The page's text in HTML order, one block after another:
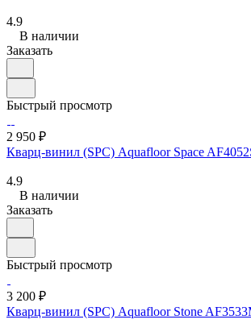
4.9
В наличии
Заказать
Быстрый просмотр
2 950 ₽
Кварц-винил (SPC) Aquafloor Space
4.9
В наличии
Заказать
Быстрый просмотр
3 200 ₽
Кварц-винил (SPC) Aquafloor Stone